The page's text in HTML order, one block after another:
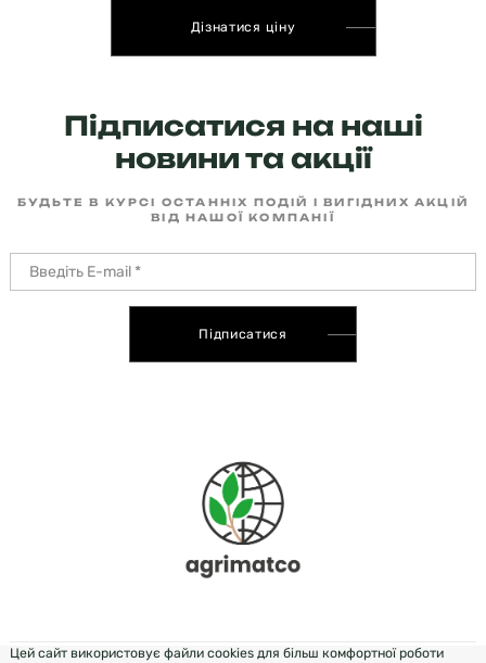
Дізнатися ціну
Підписатися на наші
новини та акції
БУДЬТЕ В КУРСІ ОСТАННІХ ПОДІЙ І ВИГІДНИХ АКЦІЙ
ВІД НАШОЇ КОМПАНІЇ
Підписатися
Цей сайт використовує файли cookies для більш комфортної роботи